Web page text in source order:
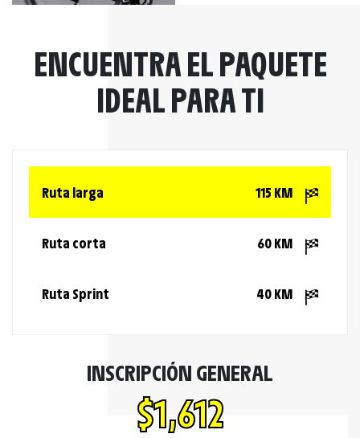
ENCUENTRA EL PAQUETE
IDEAL PARA TI
Ruta larga 115 KM
Ruta corta 60 KM
Ruta Sprint 40 KM
INSCRIPCIÓN GENERAL
$1,612